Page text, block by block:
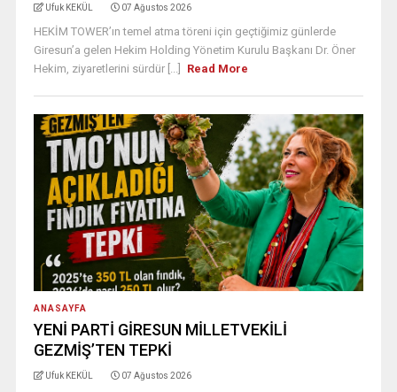
Ufuk KEKÜL 07 Ağustos 2026
HEKİM TOWER’ın temel atma töreni için geçtiğimiz günlerde
Giresun’a gelen Hekim Holding Yönetim Kurulu Başkanı Dr. Öner
Hekim, ziyaretlerini sürdür [...]
Read More
ANASAYFA
YENİ PARTİ GİRESUN MİLLETVEKİLİ
GEZMİŞ’TEN TEPKİ
Ufuk KEKÜL 07 Ağustos 2026